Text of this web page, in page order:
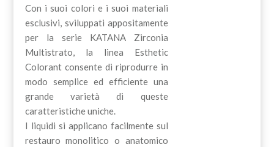
Con i suoi colori e i suoi materiali
esclusivi, sviluppati appositamente
per la serie KATANA Zirconia
Multistrato, la linea Esthetic
Colorant consente di riprodurre in
modo semplice ed efficiente una
grande varietà di queste
caratteristiche uniche.
I liquidi si applicano facilmente sul
restauro monolitico o anatomico